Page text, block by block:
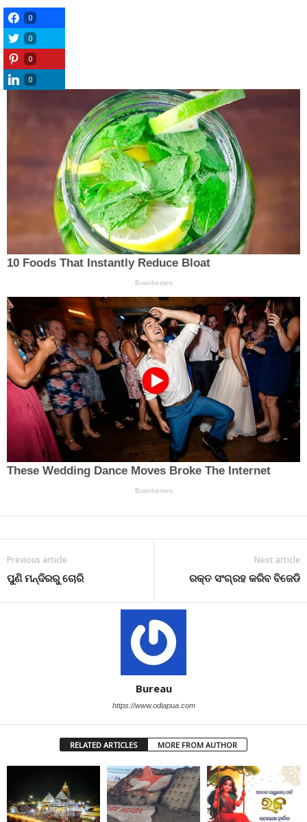
Previous article
ପୁଣି ମନ୍ଦିରରୁ ଚୋରି
Next article
ରକ୍ତ ସଂଗ୍ରହ କରିବ ବିଜେଡି
Bureau
https://www.odiapua.com
RELATED ARTICLES MORE FROM AUTHOR
0
0
0
0